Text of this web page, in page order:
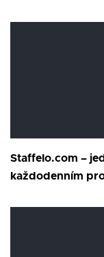
Staffelo.com –
každodenním